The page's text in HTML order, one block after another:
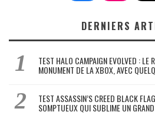
DERNIERS
TEST HALO CAMPAIGN EVOLVED : LE
MONUMENT DE LA XBOX, AVEC
TEST ASSASSIN’S CREED BLACK
SOMPTUEUX QUI SUBLIME UN